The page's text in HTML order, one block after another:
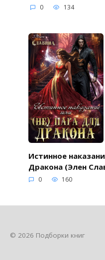
0 134
Истинное
Дракона (Элен
0 160
© 2026 Подборки книг